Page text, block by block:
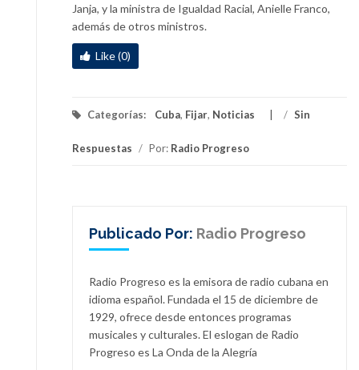
Janja, y la ministra de Igualdad Racial, Anielle Franco,
además de otros ministros.
Like (0)
Categorías: Cuba, Fijar, Noticias / Sin
Respuestas / Por: Radio Progreso
Publicado Por: Radio Progreso
Radio Progreso es la emisora de radio cubana en
idioma español. Fundada el 15 de diciembre de
1929, ofrece desde entonces programas
musicales y culturales. El eslogan de Radio
Progreso es La Onda de la Alegría